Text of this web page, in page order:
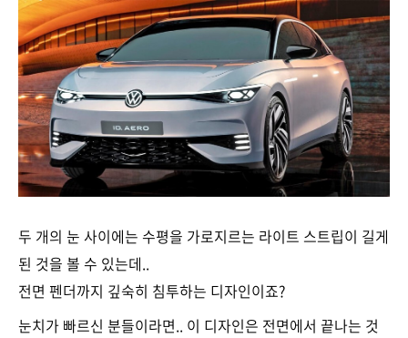
두 개의 눈 사이에는 수평을 가로지르는 라이트 스트립이 길게
된 것을 볼 수 있는데..
전면 펜더까지 깊숙히 침투하는 디자인이죠?
눈치가 빠르신 분들이라면.. 이 디자인은 전면에서 끝나는 것